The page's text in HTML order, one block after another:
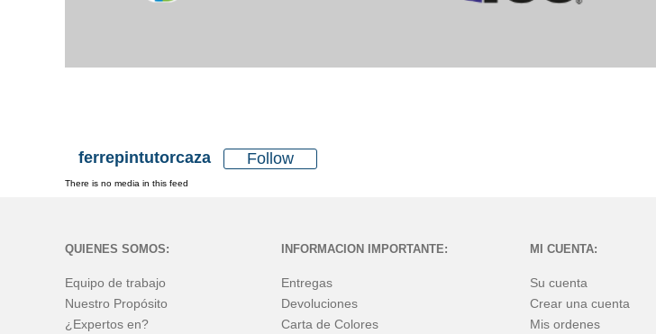
ferrepintutorcaza Follow
There is no media in this feed
QUIENES SOMOS:
Equipo de trabajo
Nuestro Propósito
¿Expertos en?
INFORMACION IMPORTANTE:
Entregas
Devoluciones
Carta de Colores
MI CUENTA:
Su cuenta
Crear una cuenta
Mis ordenes